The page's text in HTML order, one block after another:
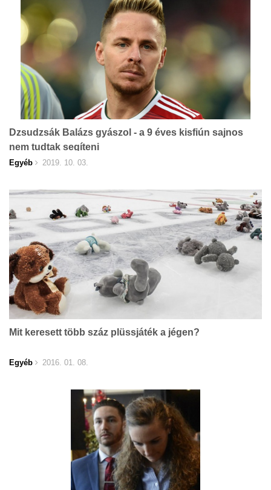
Dzsudzsák Balázs gyászol - a 9 éves kisfiún sajnos
nem tudtak segíteni
Egyéb 2019. 10. 03.
Mit keresett több száz plüssjáték a jégen?
Egyéb 2016. 01. 08.